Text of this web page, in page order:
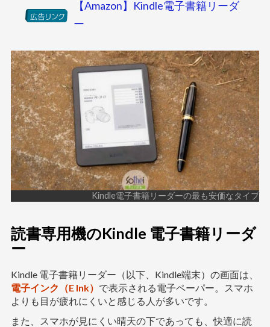
【Amazon】Kindle電子書籍リーダ
ー
Kindle電子書籍リーダーの最も安価なタイプ
読書専用機のKindle 電子書籍リーダ
ー
Kindle 電子書籍リーダー（以下、Kindle端末）の画面は、
電子インク（E Ink） で表示される電子ペーパー。スマホ
よりも目が疲れにくいと感じる人が多いです。
また、スマホが見にくい晴天の下であっても、快適に読